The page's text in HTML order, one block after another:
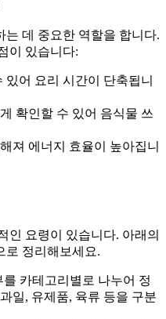
는 데 중요한 역할을 합니다.
이 있습니다:
어 요리 시간이 단축됩니
확인할 수 있어 음식물 쓰
져 에너지 효율이 높아집니
인 요령이 있습니다. 아래의
로 정리해보세요.
를 카테고리별로 나누어 정
일, 유제품, 육류 등을 구분